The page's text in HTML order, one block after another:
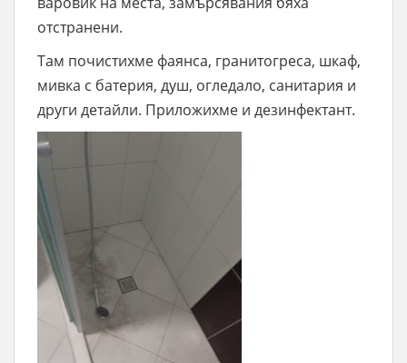
отстранени.
Там почистихме фаянса, гранитогреса, шкаф,
мивка с батерия, душ, огледало, санитария и
други детайли. Приложихме и дезинфектант.